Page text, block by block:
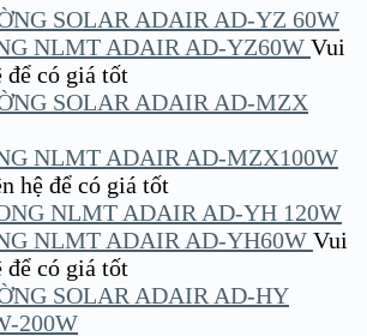
NLMT ADAIR AD-YZ60W Vui
để có giá tốt
NLMT ADAIR AD-MZX100W
hệ để có giá tốt
NLMT ADAIR AD-YH60W Vui
để có giá tốt